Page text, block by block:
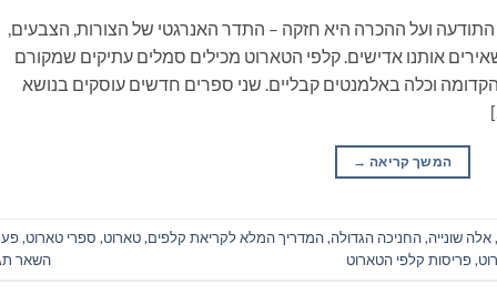
ועל ההכרה היא חזקה – התדר האנרגטי של הצורות, הצבעים,
אותנו אדישים. קלפי הטארוט מכילים סמלים עתיקים שמקורם
וכלה באלמנטים קבליים. שני ספרים חדשים עוסקים בנושא
המשך קריאה →
,אלה שונייה,החניכה הגדולה,המדריך המלא לקריאת קלפים,טארוט, ספרי טארוט,
,פריסות קלפי הטארוט השאר